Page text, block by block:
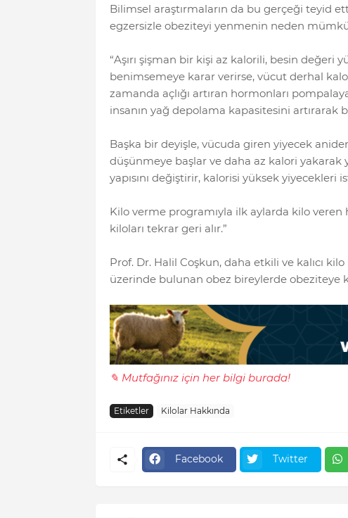
Bilimsel araştırmaların da bu gerçeği teyid
egzersizle obeziteyi yenmenin neden
“Aşırı şişman bir kişi az kalorili, besin değeri
benimsemeye karar verirse, vücut derhal
zamanda açlığı artıran hormonları
insanın yağ depolama kapasitesini artırarak
Başka bir deyişle, vücuda giren yiyecek
düşünmeye başlar ve daha az kalori
yapısını değiştirir, kalorisi yüksek yiyecekleri
Kilo verme programıyla ilk aylarda kilo
kiloları tekrar geri alır.”
Prof. Dr. Halil Coşkun, daha etkili ve kalıcı
üzerinde bulunan obez bireylerde obeziteye
✎ Mutfağınız için her bilgi burada!
Etiketler Kilolar Hakkında
Facebook Twitter